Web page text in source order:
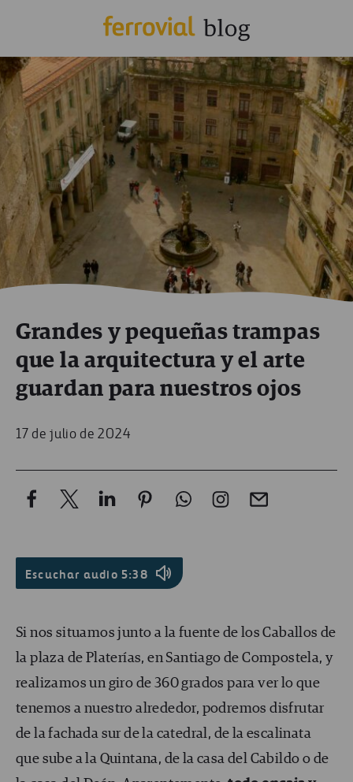
Grandes y pequeñas trampas
que la arquitectura y el arte
guardan para nuestros ojos
17 de julio de 2024
Escuchar audio 5:38
Si nos situamos junto a la fuente de los Caballos de
la plaza de Platerías, en Santiago de Compostela, y
realizamos un giro de 360 grados para ver lo que
tenemos a nuestro alrededor, podremos disfrutar
de la fachada sur de la catedral, de la escalinata
que sube a la Quintana, de la casa del Cabildo o de